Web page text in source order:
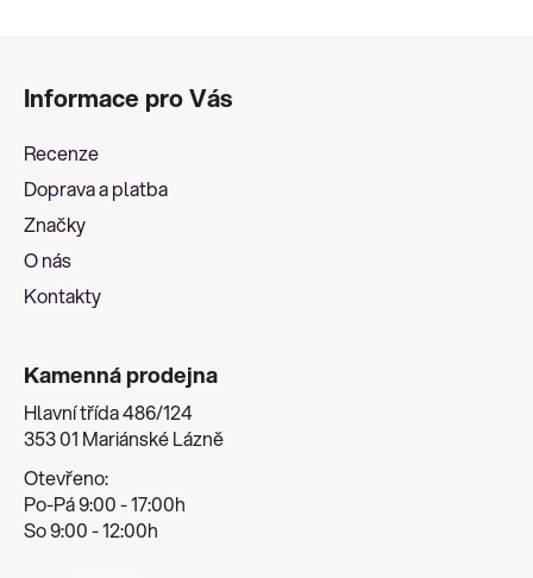
Informace pro Vás
Recenze
Doprava a platba
Značky
O nás
Kontakty
Kamenná prodejna
Hlavní třída 486/124
353 01 Mariánské Lázně
Otevřeno:
Po-Pá 9:00 - 17:00h
So 9:00 - 12:00h